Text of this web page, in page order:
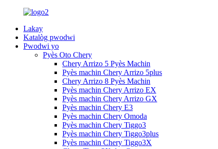
Lakay
Katalòg pwodwi
Pwodwi yo
Pyès Oto Chery
Chery Arrizo 5 Pyès Machin
Pyès machin Chery Arrizo 5plus
Chery Arrizo 8 Pyès Machin
Pyès machin Chery Arrizo EX
Pyès machin Chery Arrizo GX
Pyès machin Chery E3
Pyès machin Chery Omoda
Pyès machin Chery Tiggo3
Pyès machin Chery Tiggo3plus
Pyès machin Chery Tiggo3X